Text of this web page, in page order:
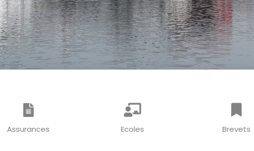
Assurances Ecoles Brevets